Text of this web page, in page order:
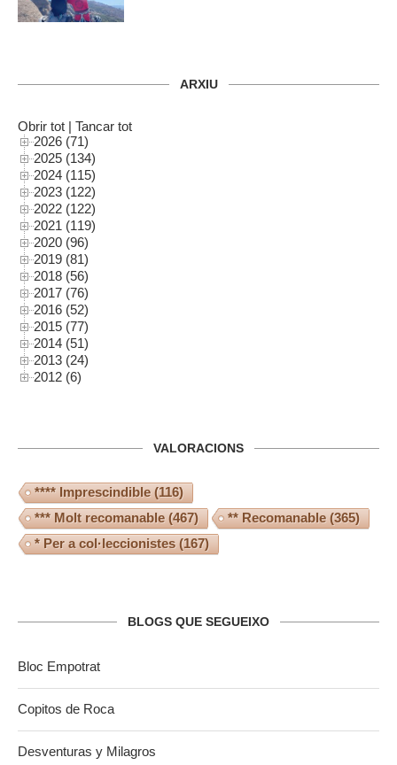
ARXIU
Obrir tot | Tancar tot
2026 (71)
2025 (134)
2024 (115)
2023 (122)
2022 (122)
2021 (119)
2020 (96)
2019 (81)
2018 (56)
2017 (76)
2016 (52)
2015 (77)
2014 (51)
2013 (24)
2012 (6)
VALORACIONS
**** Imprescindible(116)
*** Molt recomanable(467) ** Recomanable(365)
* Per a col·leccionistes (167)
BLOGS QUE SEGUEIXO
Bloc Empotrat
Copitos de Roca
Desventuras y Milagros